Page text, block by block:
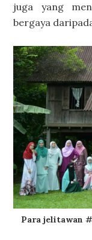
juga yang
bergaya
Para jelitawan